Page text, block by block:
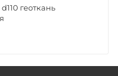
геоткань